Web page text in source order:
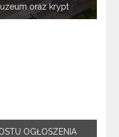
oraz krypt
OGŁOSZENIA